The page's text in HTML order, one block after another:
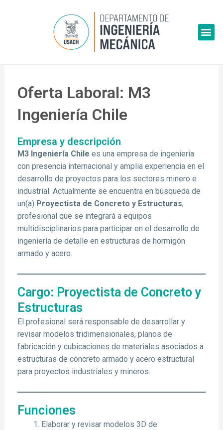
Oferta Laboral: M3
Ingeniería Chile
Empresa y descripción
M3 Ingeniería Chile es una empresa de ingeniería
con presencia internacional y amplia experiencia en el
desarrollo de proyectos para los sectores minero e
industrial. Actualmente se encuentra en búsqueda de
un(a) Proyectista de Concreto y Estructuras,
profesional que se integrará a equipos
multidisciplinarios para participar en el desarrollo de
ingeniería de detalle en estructuras de hormigón
armado y acero.
Cargo: Proyectista de Concreto y
Estructuras
El profesional será responsable de desarrollar y
revisar modelos tridimensionales, planos de
fabricación y cubicaciones de materiales asociados a
estructuras de concreto armado y acero estructural
para proyectos industriales y mineros.
Funciones
Elaborar y revisar modelos 3D de